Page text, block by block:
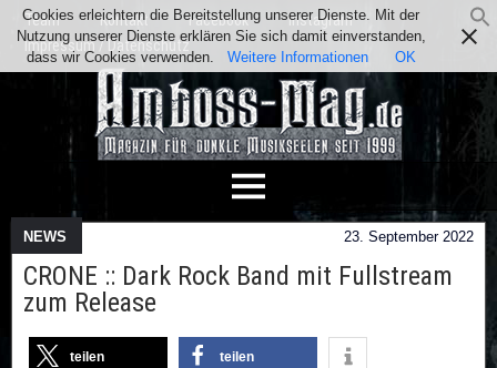
Team Kontakt Facebook
Instagram
Impressum / Datenschutz
NEWS 23. September 2022
CRONE :: Dark Rock Band mit Fullstream
zum Release
teilen teilen
Cookies erleichtern die Bereitstellung unserer Dienste. Mit der
Nutzung unserer Dienste erklären Sie sich damit einverstanden,
dass wir Cookies verwenden.
Weitere Informationen OK